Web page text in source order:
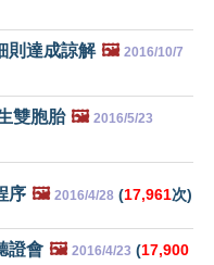
則達成諒解 🖼️ 2016/10/7
雙胞胎 🖼️ 2016/5/23
序 🖼️ 2016/4/28 (17,961次)
證會 🖼️ 2016/4/23 (17,900